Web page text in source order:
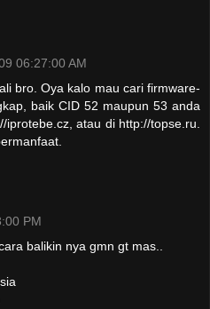
06:27:00 AM
bro. Oya kalo mau cari firmware-
baik CID 52 maupun 53 anda
iprotebe.cz, atau di http://topse.ru.
PM
balikin nya gmn gt mas..